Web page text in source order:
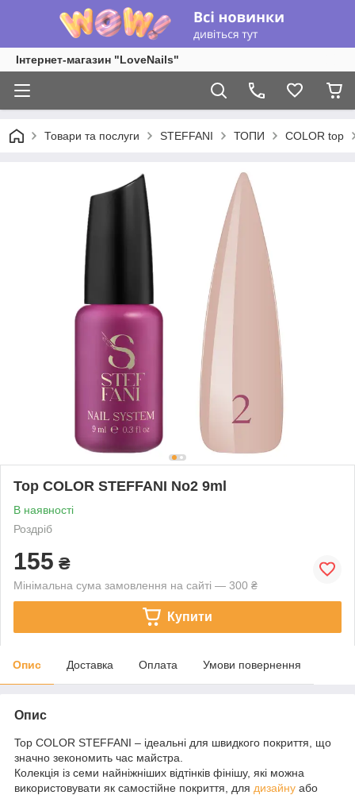
Інтернет-магазин "LoveNails"
Товари та послуги STEFFANI ТОПИ COLOR top
Top COLOR STEFFANI No2 9ml
В наявності
Роздріб
155 ₴
Мінімальна сума замовлення на сайті — 300 ₴
Купити
Опис Доставка Оплата Умови повернення
Опис
Top COLOR STEFFANI – ідеальні для швидкого покриття, що
значно зекономить час майстра.
Колекція із семи найніжніших відтінків фінішу, які можна
використовувати як самостійне покриття, для дизайну або